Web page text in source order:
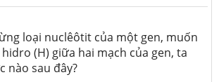
loại nuclêôtit của một gen, muốn
(H) giữa hai mạch của gen, ta
nào sau đây?